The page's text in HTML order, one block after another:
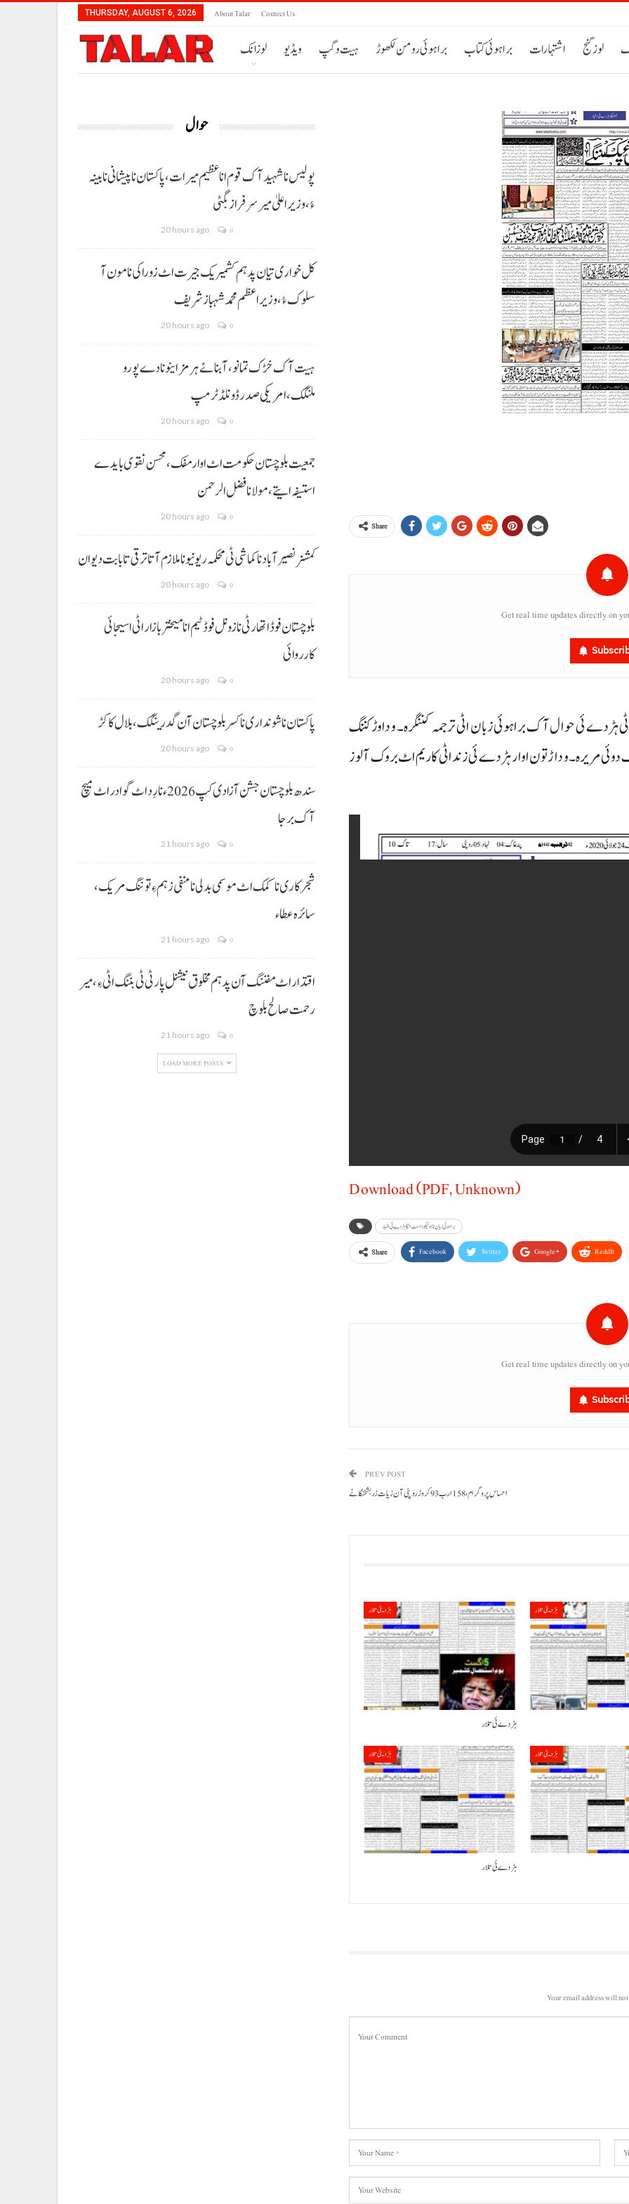
THURSDAY, AUGUST 6, 2026 About Talar Contect Us
لوزانک ویڈیو ہیت و گپ براہوئی رومن لکھوڑ براہوئی کتاب اشتہارات لوز گنج
Share
Get real time updates directly on
ہڑدے ئی حوال آک براہوئی زبان اٹی ترجمہ کننگرہ۔ و دا وڑ کننگ
مریرہ۔ و داڑتون اوار ہڑدے ئی زند اٹی کاریم اٹ بروک آ لوز
Download (PDF, Unknown)
براہوئی زبان نا اولیکو و اسٹ انگا ہڑدے ئی اخبار
Share Facebook Twitter Google+ ReddIt
Get real time updates directly on
PREV POST
احساس پروگرام ،158 ارب 93 کروڑ روپئی آن زیات زر بشخنگانے
ہڑدیئی تلار
ہڑدے ئی تلار
ہڑدیئی تلار
ہڑدیئی تلار
ہڑدے ئی تلار
ہڑدیئی تلار
Your email address will
حوال
پولیس نا شہید آک قوم انا عظیم میرات، پاکستان نا پیشانی نا بینہ
ءُ،وزیراعلیٰ میر سرفراز بگٹی
20 hours ago 0
کل خواری تیان پد ہم کشمیریک جیرت اٹ زوراکی نا مون آ
سلوک ءُ،وزیراعظم محمد شہباز شریف
20 hours ago 0
ہیت آک خڑک تمانو، آبنائے ہرمز اینو نا دے پورو
ملنگک،امریکی صدر ڈونلڈ ٹرمپ
20 hours ago 0
جمعیت بلوچستان حکومت اٹ اوار مفک، محسن نقوی بایدے
استیفہ ایتے،مولانا فضل الرحمن
20 hours ago 0
کمشنر نصیر آباد نا کماشی ٹی محکمہ ریونیو نا ملازم آتا ترقی تا بابت دیوان
20 hours ago 0
بلوچستان فوڈ اتھارٹی نا زونل فوڈ ٹیم انا میختر بازار اٹی اسیجائی
کارروائی
20 hours ago 0
پاکستان نا شونداری نا کسر بلوچستان آن گدرینگک، بلال کاکڑ
20 hours ago 0
سندھ بلوچستان جشن آزادی کپ 2026ء نا رِد اٹ گوادر اٹ میچ
آک برجا
21 hours ago 0
شجرکاری نا کمک اٹ موسمی بدلی نا منفی زہم ءِ توننگ مریک،
سائرہ عطاء
21 hours ago 0
اقتدار اٹ مفننگ آن پد ہم مخلوق نیشنل پارٹی ٹی بننگ اٹی ءِ،میر
رحمت صالح بلوچ
21 hours ago 0
LOAD MORE POSTS